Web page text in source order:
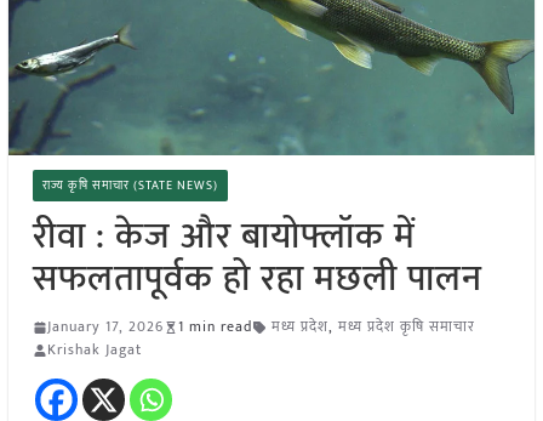
राज्य कृषि समाचार (STATE NEWS)
रीवा : केज और बायोफ्लॉक में
सफलतापूर्वक हो रहा मछली पालन
January 17, 2026 1 min read मध्य प्रदेश, मध्य प्रदेश कृषि समाचार
Krishak Jagat